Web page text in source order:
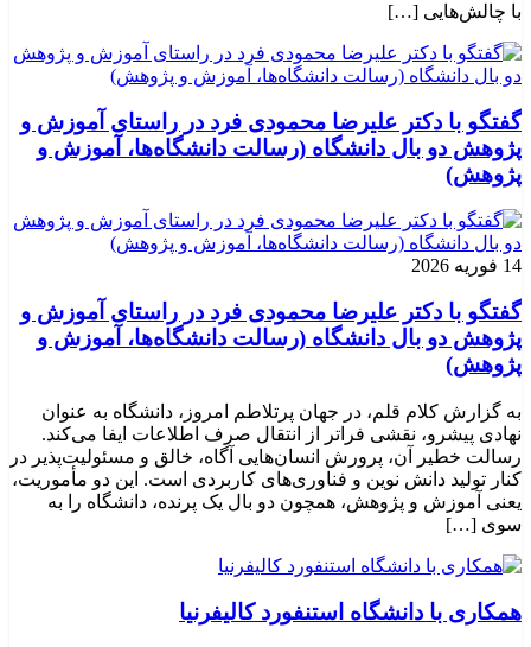
با چالش‌هایی […]
گفتگو با دکتر علیرضا محمودی فرد در راستای آموزش و
پژوهش دو بال دانشگاه (رسالت دانشگاه‌ها، آموزش و
پژوهش)
14 فوریه 2026
گفتگو با دکتر علیرضا محمودی فرد در راستای آموزش و
پژوهش دو بال دانشگاه (رسالت دانشگاه‌ها، آموزش و
پژوهش)
به گزارش کلام قلم، در جهان پرتلاطم امروز، دانشگاه به عنوان
نهادی پیشرو، نقشی فراتر از انتقال صرف اطلاعات ایفا می‌کند.
رسالت خطیر آن، پرورش انسان‌هایی آگاه، خالق و مسئولیت‌پذیر در
کنار تولید دانش نوین و فناوری‌های کاربردی است. این دو مأموریت،
یعنی آموزش و پژوهش، همچون دو بال یک پرنده، دانشگاه را به
سوی […]
همکاری با دانشگاه استنفورد کالیفرنیا